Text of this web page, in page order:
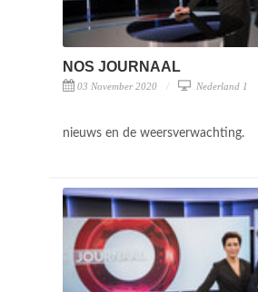
NOS JOURNAAL
03 November 2020 Nederland 1
nieuws en de weersverwachting.